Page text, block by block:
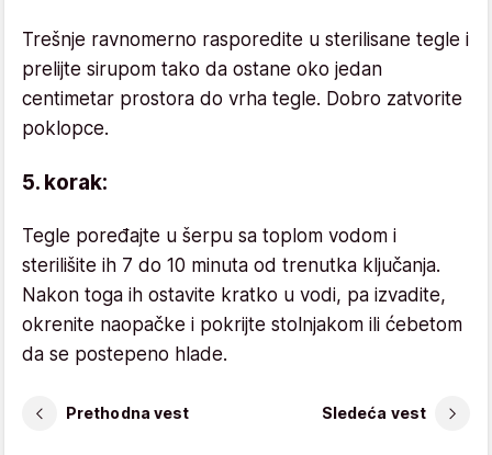
Trešnje ravnomerno rasporedite u sterilisane tegle i
prelijte sirupom tako da ostane oko jedan
centimetar prostora do vrha tegle. Dobro zatvorite
poklopce.
5. korak:
Tegle poređajte u šerpu sa toplom vodom i
sterilišite ih 7 do 10 minuta od trenutka ključanja.
Nakon toga ih ostavite kratko u vodi, pa izvadite,
okrenite naopačke i pokrijte stolnjakom ili ćebetom
da se postepeno hlade.
Prethodna vest Sledeća vest